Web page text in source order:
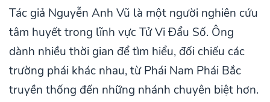
Tác giả Nguyễn Anh Vũ là một người nghiên cứu
tâm huyết trong lĩnh vực Tử Vi Đẩu Số. Ông
dành nhiều thời gian để tìm hiểu, đối chiếu các
trường phái khác nhau, từ Phái Nam Phái Bắc
truyền thống đến những nhánh chuyên biệt hơn.